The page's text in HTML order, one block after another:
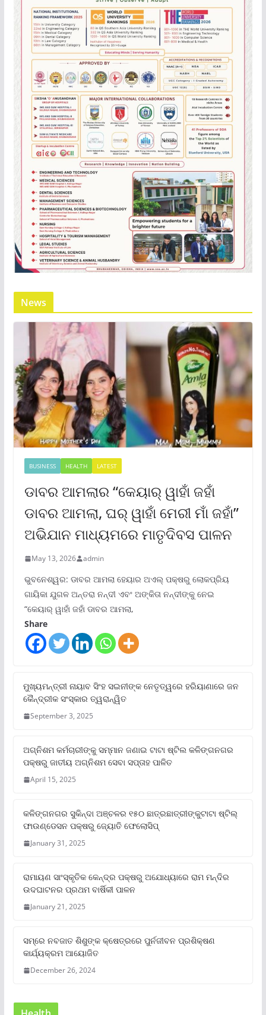
News
BUSINESS HEALTH LATEST
ଡାବର ଆମଲାର “କେୟାର୍ ୱାହାଁ ଜହାଁ
ଡାବର ଆମଲା, ଘର୍ ୱାହାଁ ମେରୀ ମାଁ ଜହାଁ”
ଅଭିଯାନ ମାଧ୍ୟମରେ ମାତୃଦିବସ ପାଳନ
May 13, 2026 admin
ଭୁବନେଶ୍ୱର: ଡାବର ଆମଲା ହେୟାର ଅଏଲ୍ ପକ୍ଷରୁ ଲୋକପ୍ରିୟ
ଗାୟିକା ଯୁଗଳ ଅନ୍ତରା ନନ୍ଦୀ ଏବଂ ଅଙ୍କିତା ନନ୍ଦୀଙ୍କୁ ନେଇ
“କେୟାର୍ ୱାହାଁ ଜହାଁ ଡାବର ଆମଲା,
Share
ମୁଖ୍ୟମନ୍ତ୍ରୀ ନାୟାବ ସିଂହ ସଇନୀଙ୍କ ନେତୃତ୍ୱରେ ହରିୟାଣାରେ ଜନ
କୈନ୍ଦ୍ରୀକ ସଂସ୍କାର ତ୍ୱରାନ୍ୱିତ
September 3, 2025
ଅଗ୍ନିଶମ କର୍ମଚାରୀଙ୍କୁ ସମ୍ମାନ ଜଣାଇ ଟାଟା ଷ୍ଟିଲ କଳିଙ୍ଗନଗର
ପକ୍ଷରୁ ଜାତୀୟ ଅଗ୍ନିଶମ ସେବା ସପ୍ତାହ ପାଳିତ
April 15, 2025
କଳିଙ୍ଗନଗର ସୁକିନ୍ଦା ଅଞ୍ଚଳର ୧୫୦ ଛାତ୍ରଛାତ୍ରୀଙ୍କୁଟାଟା ଷ୍ଟିଲ୍
ଫାଉଣ୍ଡେସନ ପକ୍ଷରୁ ଜ୍ୟୋତି ଫେଲୋସିପ୍‌
January 31, 2025
ରାମାୟଣ ସାଂସ୍କୃତିକ କେନ୍ଦ୍ର ପକ୍ଷରୁ ଅଯୋଧ୍ୟାରେ ରାମ ମନ୍ଦିର
ଉଦଘାଟନର ପ୍ରଥମ ବାର୍ଷିକୀ ପାଳନ
January 21, 2025
ସମ୍‌ରେ ନବଜାତ ଶିଶୁଙ୍କ କ୍ଷେତ୍ରରେ ପୁର୍ନଜୀବନ ପ୍ରଶିକ୍ଷଣ
କାର୍ଯ୍ୟକ୍ରମ ଆୟୋଜିତ
December 26, 2024